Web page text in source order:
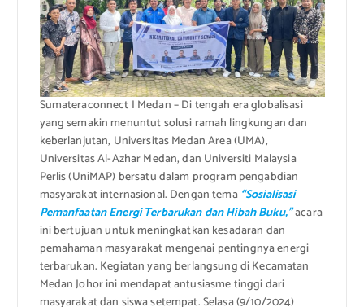
Sumateraconnect I Medan – Di tengah era globalisasi
yang semakin menuntut solusi ramah lingkungan dan
keberlanjutan, Universitas Medan Area (UMA),
Universitas Al-Azhar Medan, dan Universiti Malaysia
Perlis (UniMAP) bersatu dalam program pengabdian
masyarakat internasional. Dengan tema“Sosialisasi
Pemanfaatan Energi Terbarukan dan Hibah Buku,”acara
ini bertujuan untuk meningkatkan kesadaran dan
pemahaman masyarakat mengenai pentingnya energi
terbarukan. Kegiatan yang berlangsung di Kecamatan
Medan Johor ini mendapat antusiasme tinggi dari
masyarakat dan siswa setempat. Selasa (9/10/2024)